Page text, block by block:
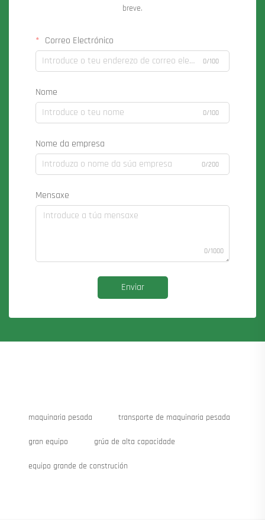
breve.
Correo Electrónico
0/100
Nome
0/100
Nome da empresa
0/200
Mensaxe
0/1000
Enviar
maquinaria pesada transporte de maquinaria pesada
gran equipo grúa de alta capacidade
equipo grande de construción